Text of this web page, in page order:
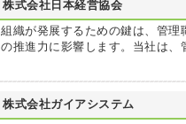
株式会社日本経営協会
組織が発展するための鍵は、管
の推進力に影響します。当社は
株式会社ガイアシステム